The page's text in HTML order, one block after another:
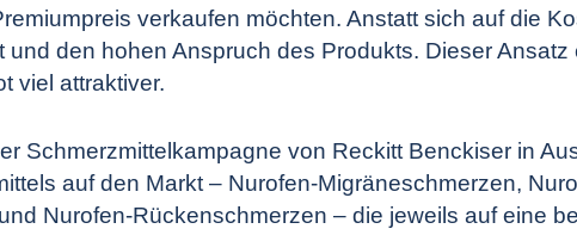
verkaufen möchten. Anstatt sich auf die
und den hohen Anspruch des Produkts. Dieser
viel attraktiver.
Schmerzmittelkampagne von Reckitt Benckiser in
auf den Markt – Nurofen-Migräneschmerzen,
Nurofen-Rückenschmerzen – die jeweils auf eine